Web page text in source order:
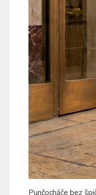
Punčocháče bez